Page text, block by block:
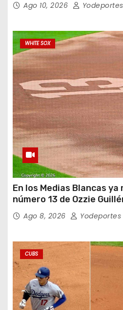
Ago 10, 2026 Yodeportes
WHITE SOX
En los Medias Blancas
número 13 de Ozzie
Ago 8, 2026 Yodeportes
CUBS